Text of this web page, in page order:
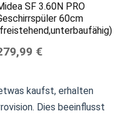
SF 3.60N PRO
60cm
€
kaufst, erhalten
Dies beeinflusst